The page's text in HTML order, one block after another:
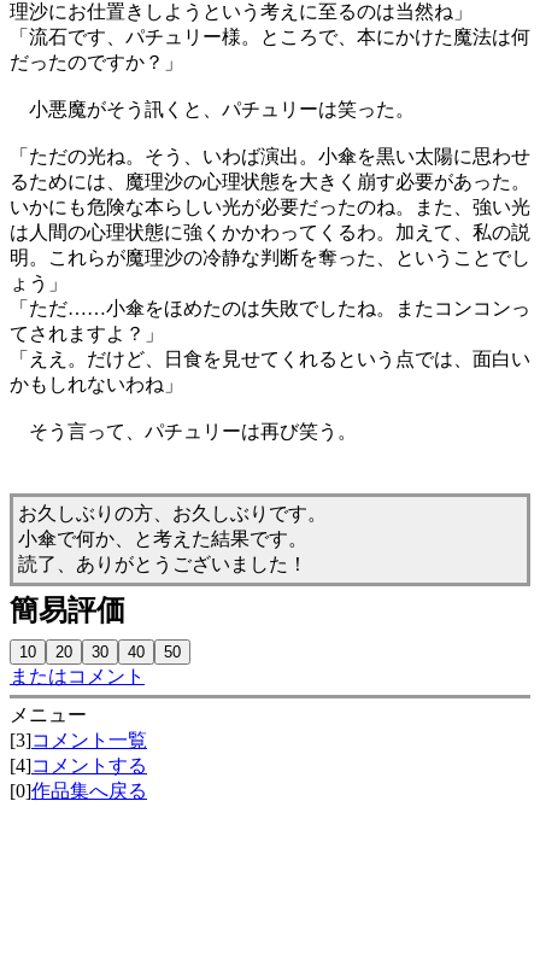
理沙にお仕置きしようという考えに至るのは当然ね」
「流石です、パチュリー様。ところで、本にかけた魔法は何
だったのですか？」
小悪魔がそう訊くと、パチュリーは笑った。
「ただの光ね。そう、いわば演出。小傘を黒い太陽に思わせ
るためには、魔理沙の心理状態を大きく崩す必要があった。
いかにも危険な本らしい光が必要だったのね。また、強い光
は人間の心理状態に強くかかわってくるわ。加えて、私の説
明。これらが魔理沙の冷静な判断を奪った、ということでし
ょう」
「ただ……小傘をほめたのは失敗でしたね。またコンコンっ
てされますよ？」
「ええ。だけど、日食を見せてくれるという点では、面白い
かもしれないわね」
そう言って、パチュリーは再び笑う。
お久しぶりの方、お久しぶりです。
小傘で何か、と考えた結果です。
読了、ありがとうございました！
簡易評価
またはコメント
メニュー
[3]コメント一覧
[4]コメントする
[0]作品集へ戻る